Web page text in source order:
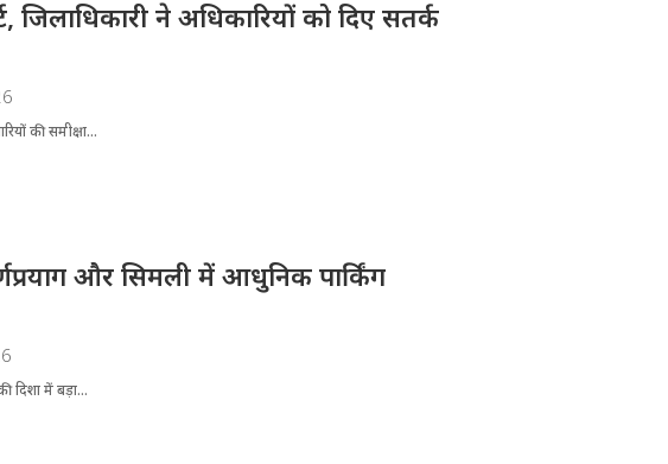
जिलाधिकारी ने अधिकारियों को दिए सतर्क
की समीक्षा...
और सिमली में आधुनिक पार्किंग
दिशा में बड़ा...